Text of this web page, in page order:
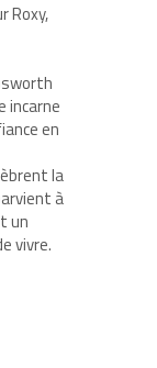
Roxy,
incarne
en
la
à
un
vivre.